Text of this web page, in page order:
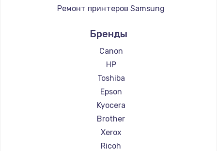
Ремонт принтеров Samsung
Ремонт принтеров Lexmark
Ремонт принтеров Sharp
Ремонт принтеров TSC
Ремонт принтеров Fujitsu
Ремонт принтеров Godex
Бренды
Canon
HP
Toshiba
Epson
Kyocera
Brother
Xerox
Ricoh